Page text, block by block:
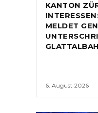
KANTON
MELDET
6. August 2026